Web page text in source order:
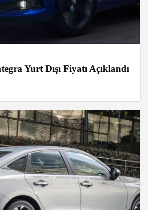
Yurt Dışı Fiyatı Açıklandı